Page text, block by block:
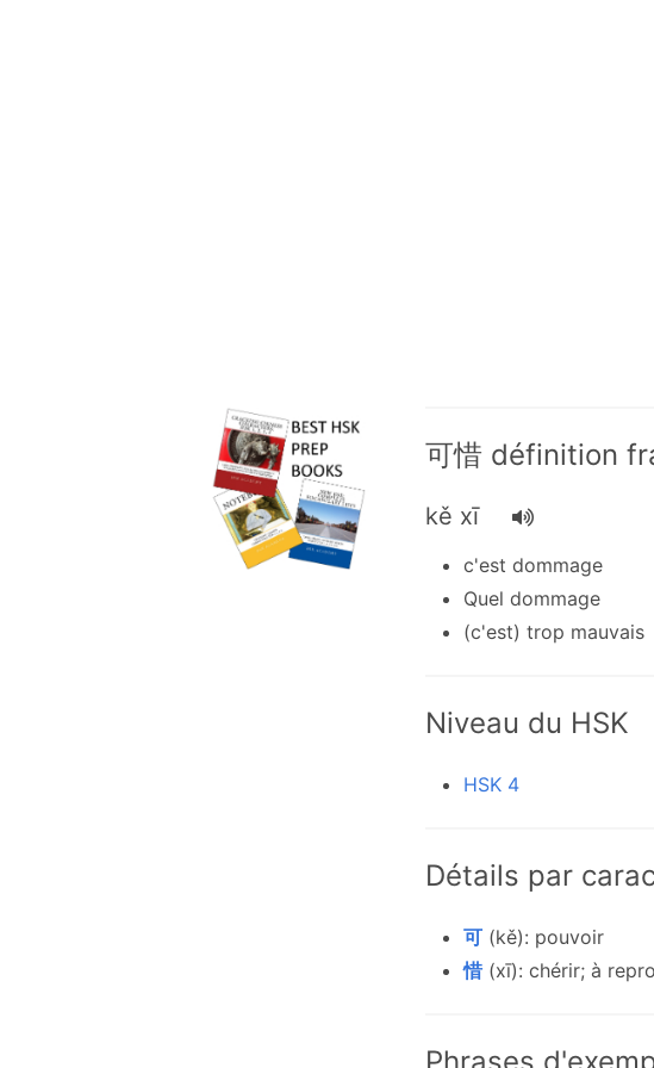
可惜 définition
kě xī
c'est dommage
Quel dommage
(c'est) trop mauvais
Niveau du HSK
HSK 4
Détails par
可 (kě): pouvoir
惜 (xī): chérir; à